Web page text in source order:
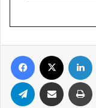
Facebook
Telegram Compartilhar via e-mail